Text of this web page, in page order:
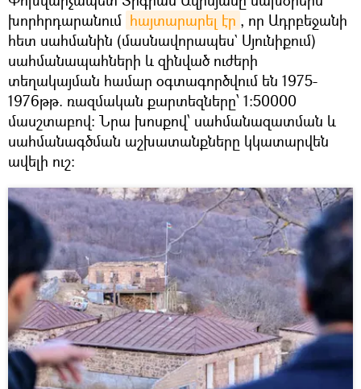
խորհրդարանում հայտարարել էր , որ Ադրբեջանի
հետ սահմանին (մասնավորապես` Սյունիքում)
սահմանապահների և զինված ուժերի
տեղակայման համար օգտագործվում են 1975-
1976թթ. ռազմական քարտեզները՝ 1։50000
մասշտաբով։ Նրա խոսքով՝ սահմանազատման և
սահմանագծման աշխատանքները կկատարվեն
ավելի ուշ։